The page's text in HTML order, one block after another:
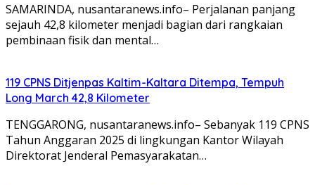
SAMARINDA, nusantaranews.info– Perjalanan panjang
sejauh 42,8 kilometer menjadi bagian dari rangkaian
pembinaan fisik dan mental…
119 CPNS Ditjenpas Kaltim-Kaltara Ditempa, Tempuh
Long March 42,8 Kilometer
TENGGARONG, nusantaranews.info– Sebanyak 119 CPNS
Tahun Anggaran 2025 di lingkungan Kantor Wilayah
Direktorat Jenderal Pemasyarakatan…